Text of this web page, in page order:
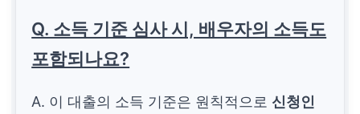
Q. 소득 기준 심사 시, 배우자의 소득도
포함되나요?
A. 이 대출의 소득 기준은 원칙적으로 신청인